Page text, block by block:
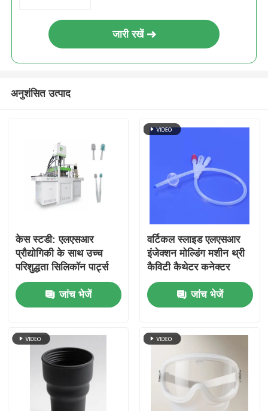
जारी रखें
अनुशंसित उत्पाद
केस स्टडी: एलएसआर
प्रौद्योगिकी के साथ उच्च
परिशुद्धता सिलिकॉन पार्ट्स
का उत्पादन
जांच भेजें
वर्टिकल स्लाइड एलएसआर
इंजेक्शन मोल्डिंग मशीन थ्री
कैविटी कैथेटर कनेक्टर
जांच भेजें